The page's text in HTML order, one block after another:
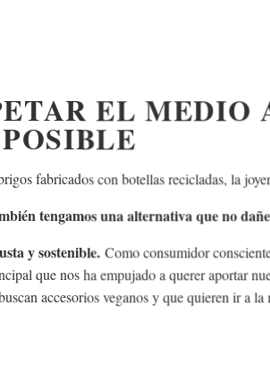
EL MEDIO
POSIBLE
abrigos fabricados con botellas
tengamos una alternativa que no
y sostenible.Como consumidor
que nos ha empujado a querer aportar
accesorios veganos y que quieren ir a